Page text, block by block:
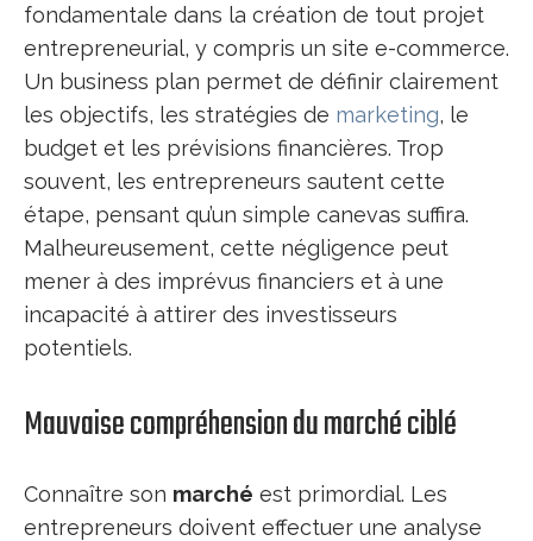
fondamentale dans la création de tout projet
entrepreneurial, y compris un site e-commerce.
Un business plan permet de définir clairement
les objectifs, les stratégies de marketing, le
budget et les prévisions financières. Trop
souvent, les entrepreneurs sautent cette
étape, pensant qu’un simple canevas suffira.
Malheureusement, cette négligence peut
mener à des imprévus financiers et à une
incapacité à attirer des investisseurs
potentiels.
Mauvaise compréhension du marché ciblé
Connaître son marché est primordial. Les
entrepreneurs doivent effectuer une analyse